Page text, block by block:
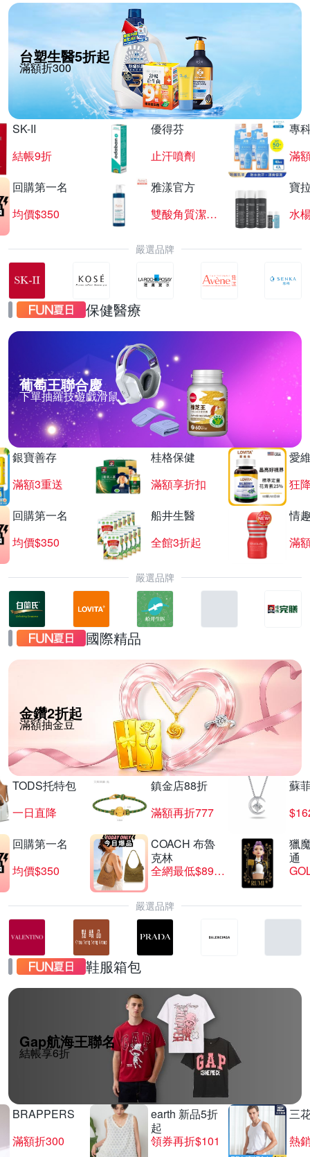
台塑生醫5折起
滿額折300
SK-II
結帳9折
優得芬
止汗噴劑
專
滿
回購第一名
均價$350
雅漾官方
雙酸角質潔膚露
寶
水
嚴選品牌
保健醫療
葡萄王聯合慶
下單抽羅技遊戲滑鼠
銀寶善存
滿額3重送
桂格保健
滿額享折扣
愛
狂
回購第一名
均價$350
船井生醫
全館3折起
情
滿
嚴選品牌
國際精品
金鑽2折起
滿額抽金豆
TODS托特包
一日直降
鎮金店88折
滿額再折777
蘇
回購第一名
均價$350
COACH 布魯
克林
全網最低$8999
獵
通
嚴選品牌
鞋服箱包
Gap航海王聯名
結帳享6折
BRAPPERS
滿額折300
earth 新品5折
起
領券再折$101
三
熱